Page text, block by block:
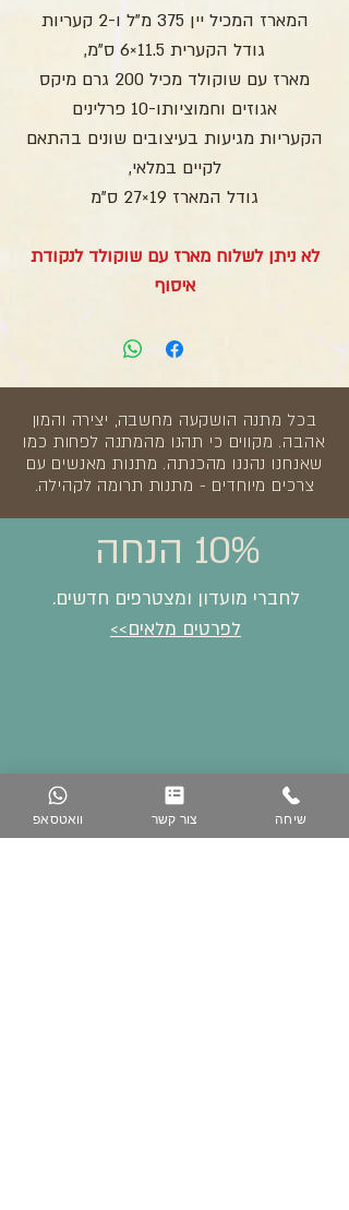
המארז המכיל יין 375 מ”ל ו-2 קעריות
גודל הקערית 11.5×6 ס”מ,
מארז עם שוקולד מכיל 200 גרם מיקס
אגוזים וחמוציותו-10 פרלינים
הקעריות מגיעות בעיצובים שונים בהתאם
לקיים במלאי,
גודל המארז 19×27 ס”מ
לא ניתן לשלוח מארז עם שוקולד לנקודת
איסוף
בכל מתנה הושקעה מחשבה, יצירה והמון
אהבה. מקווים כי תהנו מהמתנה לפחות כמו
שאנחנו נהננו מהכנתה. מתנות מאנשים עם
צרכים מיוחדים - מתנות תרומה לקהילה.
10% הנחה
לחברי מועדון ומצטרפים חדשים.
לפרטים מלאים>>
וואטסאפ צור קשר שיחה